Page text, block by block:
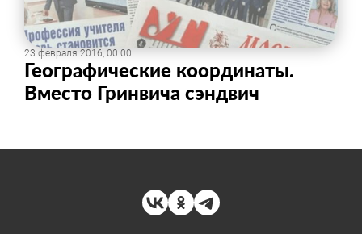
23 февраля 2016, 00:00
Географические координаты.
Вместо Гринвича сэндвич